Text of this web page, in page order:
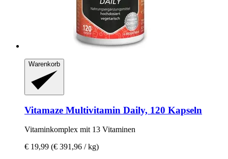
Warenkorb
Vitamaze Multivitamin Daily, 120 Kapseln
Vitaminkomplex mit 13 Vitaminen
€ 19,99 (€ 391,96 / kg)